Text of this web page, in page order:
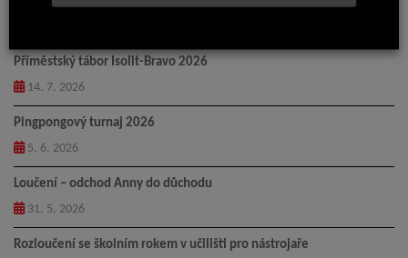
Příměstský tábor Isolit-Bravo 2026
14. 7. 2026
Pingpongový turnaj 2026
5. 6. 2026
Loučení – odchod Anny do důchodu
31. 5. 2026
Rozloučení se školním rokem v učilišti pro nástrojaře